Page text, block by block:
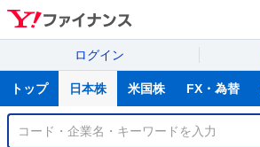
ログイン
サ
トップ 日本株 米国株 FX・為替
銘